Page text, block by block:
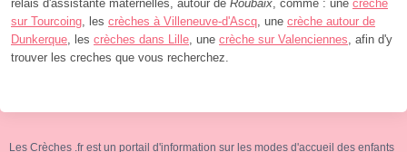
relais d'assistante maternelles, autour de Roubaix, comme : une crèche
sur Tourcoing, les crèches à Villeneuve-d'Ascq, une crèche autour de
Dunkerque, les crèches dans Lille, une crèche sur Valenciennes, afin d'y
trouver les creches que vous recherchez.
Les Crèches .fr est un portail d'information sur les modes d'accueil des enfants